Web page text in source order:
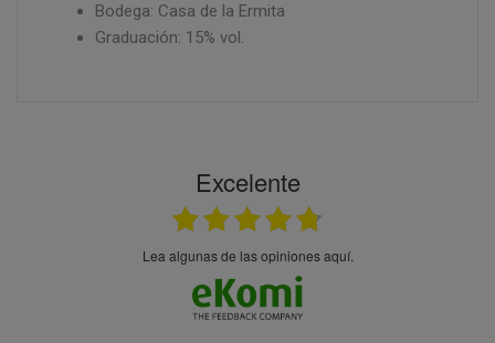
Bodega: Casa de la Ermita
Graduación: 15% vol.
Excelente
Lea algunas de las opiniones aquí.